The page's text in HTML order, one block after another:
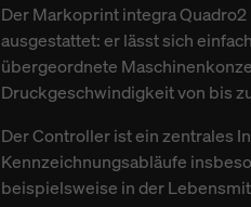
Der Markoprint integra
ausgestattet: er lässt sich
übergeordnete
Druckgeschwindigkeit von bis
Der Controller ist ein zentrales
Kennzeichnungsabläufe
beispielsweise in der